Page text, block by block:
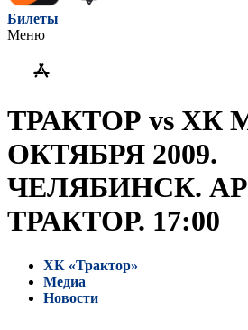
Билеты
Меню
ТРАКТОР vs ХК
ОКТЯБРЯ 2009.
ЧЕЛЯБИНСК.
ТРАКТОР. 17:00
ХК «Трактор»
Медиа
Новости